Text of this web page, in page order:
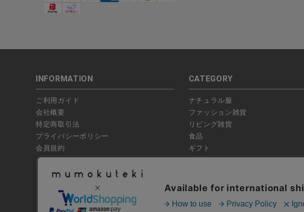
INFORMATION
ご利用ガイド
会社概要
特定商取引法
プライバシーポリシー
会員規約
偽サイトにご注意ください
お問い合わせ
CATEGORY
ナチュラル服
ファッション雑貨
リビング雑貨
食品
ギフト
ブランド
全ての商品